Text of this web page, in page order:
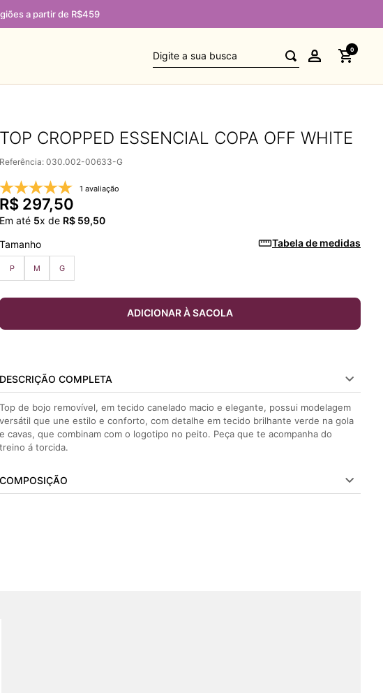
a partir de R$459
Digite a sua busca 0
TOP CROPPED ESSENCIAL COPA OFF WHITE
Referência:030.002-00633-G
1 avaliação
R$ 297,50
Em até 5x de R$ 59,50
Tamanho
P M G
Tabela de medidas
ADICIONAR À SACOLA
DESCRIÇÃO COMPLETA
Top de bojo removível, em tecido canelado macio e elegante, possui modelagem
versátil que une estilo e conforto, com detalhe em tecido brilhante verde na gola
e cavas, que combinam com o logotipo no peito. Peça que te acompanha do
treino á torcida.
COMPOSIÇÃO